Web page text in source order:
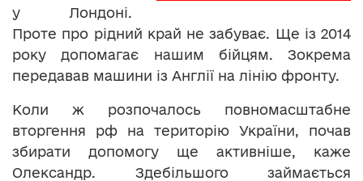
у Лондоні.
Проте про рідний край не забуває. Ще із 2014
року допомагає нашим бійцям. Зокрема
передавав машини із Англії на лінію фронту.
Коли ж розпочалось повномасштабне
вторгення рф на територію України, почав
збирати допомогу ще активніше, каже
Олександр. Здебільшого займається